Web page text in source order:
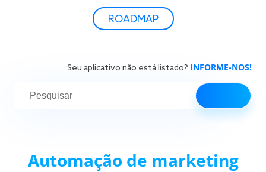
Seu aplicativo não está listado? INFORME-NOS!
Automação de marketing
ROADMAP